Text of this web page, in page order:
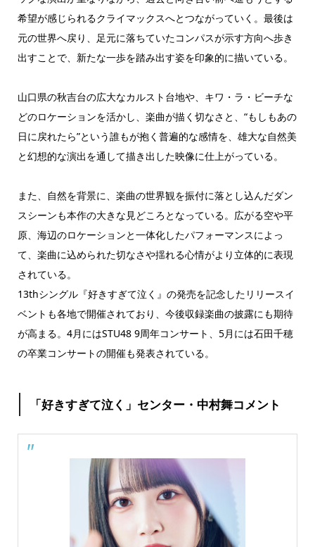
希望が感じられるクライマックスへとつながっていく。最後は
元の世界へ戻り、足元に落ちていたコンパスが示す方向へ歩き
出すことで、新たな一歩を踏み出す姿を印象的に描いている。
山口県の秋吉台の広大なカルスト台地や、キワ・ラ・ビーチな
どのロケーションを活かし、楽曲が描く切なさと、“もしもあの
日に戻れたら”という誰もが抱く普遍的な感情を、雄大な自然美
と幻想的な演出を通して描き出した映像に仕上がっている。
また、自然を背景に、楽曲の世界観を振付に落とし込んだダン
スシーンも本作の大きな見どころとなっている。広がる空や平
原、海辺のロケーションと一体化したパフォーマンスによっ
て、楽曲に込められた切なさや揺れる心情がより立体的に表現
されている。
13thシングル『好きすぎて泣く』の発売を記念したリリースイ
ベントも各地で開催されており、今後収録楽曲の披露にも期待
が高まる。4月にはSTU48 9周年コンサート、5月には石田千穂
の卒業コンサートの開催も発表されている。
「好きすぎて泣く」センター・中村舞コメント